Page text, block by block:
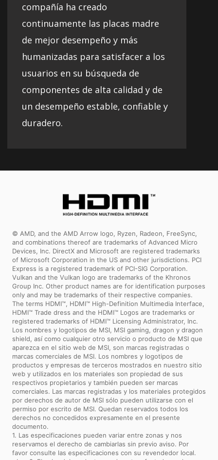
compañía ha creado
continuamente las placas madre
de mejor desempeño y más
humanizadas para satisfacer a los
usuarios en su búsqueda de
componentes de alta calidad y de
un desempeño estable, confiable y
duradero.
© AMD, and the AMD Arrow logo, Ryzen, Radeon, FreeSync,
and combinations thereof are trademarks of Advanced Micro
Devices, Inc. DirectX and Microsoft are registered trademarks
of Microsoft Corporation in the US and other jurisdictions. PCI
Express is a registered trademark of PCI-SIG Corporation.
Vulkan and the Vulkan logo are trademarks of the Khronos
Group Inc. Other product names are for identification purposes
only and may be trademarks of their respective companies.
The terms HDMI™, HDMI™ High-Definition Multimedia Interface,
HDMI™ Trade dress and the HDMI™ Logos are trademarks or
registered trademarks of HDMI™ Licensing Administrator, Inc.
Los nombres y logotipos de MSI, MSI gaming, dragon y dragon
shield, así como cualquier otro servicio o producto de MSI que
aparezca en el sitio web de MSI, son marcas registradas o
marcas comerciales de MSI. Los nombres y logotipos de
productos y empresas de terceros mostrados en nuestro sitio
web y utilizados en los materiales son propiedad de sus
respectivos propietarios y también pueden ser marcas
comerciales. Las marcas registradas y los materiales protegidos
por derechos de autor de MSI sólo pueden utilizarse con el
permiso por escrito de MSI. Quedan reservados todos los
derechos no concedidos expresamente en el presente
documento.
1. Las especificaciones pueden variar entre zonas y nos
reservamos el derecho de cambiarlas sin previo aviso. Por
favor consulte las especificaciones con su revendedor local.